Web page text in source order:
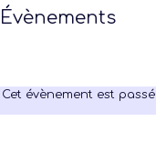
Cet évènement est passé